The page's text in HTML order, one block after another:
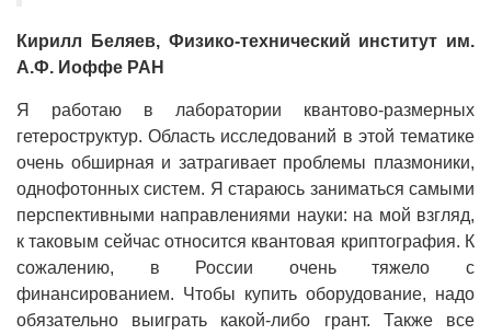
Кирилл Беляев, Физико-технический институт им.
А.Ф. Иоффе РАН
Я работаю в лаборатории квантово-размерных
гетероструктур. Область исследований в этой тематике
очень обширная и затрагивает проблемы плазмоники,
однофотонных систем. Я стараюсь заниматься самыми
перспективными направлениями науки: на мой взгляд,
к таковым сейчас относится квантовая криптография. К
сожалению, в России очень тяжело с
финансированием. Чтобы купить оборудование, надо
обязательно выиграть какой-либо грант. Также все